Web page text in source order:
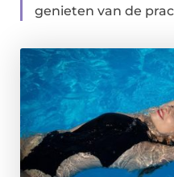
genieten van de